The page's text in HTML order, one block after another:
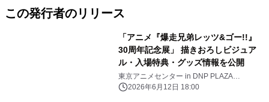
この発行者のリリース
「アニメ『爆走兄弟レッツ&ゴー!!』
30周年記念展」 描きおろしビジュア
ル・入場特典・グッズ情報を公開
東京アニメセンター in DNP PLAZA
SHIBUYA
2026年6月12日 18:00